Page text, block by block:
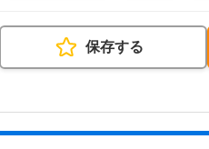
保存する